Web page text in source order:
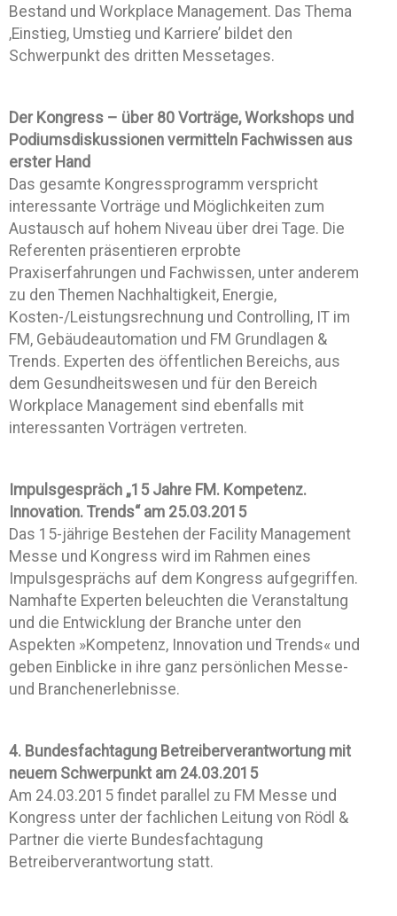
Bestand und Workplace Management. Das Thema
‚Einstieg, Umstieg und Karriere’ bildet den
Schwerpunkt des dritten Messetages.
Der Kongress – über 80 Vorträge, Workshops und
Podiumsdiskussionen vermitteln Fachwissen aus
erster Hand
Das gesamte Kongressprogramm verspricht
interessante Vorträge und Möglichkeiten zum
Austausch auf hohem Niveau über drei Tage. Die
Referenten präsentieren erprobte
Praxiserfahrungen und Fachwissen, unter anderem
zu den Themen Nachhaltigkeit, Energie,
Kosten-/Leistungsrechnung und Controlling, IT im
FM, Gebäudeautomation und FM Grundlagen &
Trends. Experten des öffentlichen Bereichs, aus
dem Gesundheitswesen und für den Bereich
Workplace Management sind ebenfalls mit
interessanten Vorträgen vertreten.
Impulsgespräch „15 Jahre FM. Kompetenz.
Innovation. Trends“ am 25.03.2015
Das 15-jährige Bestehen der Facility Management
Messe und Kongress wird im Rahmen eines
Impulsgesprächs auf dem Kongress aufgegriffen.
Namhafte Experten beleuchten die Veranstaltung
und die Entwicklung der Branche unter den
Aspekten »Kompetenz, Innovation und Trends« und
geben Einblicke in ihre ganz persönlichen Messe-
und Branchenerlebnisse.
4. Bundesfachtagung Betreiberverantwortung mit
neuem Schwerpunkt am 24.03.2015
Am 24.03.2015 findet parallel zu FM Messe und
Kongress unter der fachlichen Leitung von Rödl &
Partner die vierte Bundesfachtagung
Betreiberverantwortung statt.